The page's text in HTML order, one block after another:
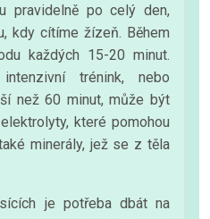
pravidelně po celý den,
kdy cítíme žízeň. Během
každých 15-20 minut.
trénink, nebo
než 60 minut, může být
které pomohou
minerály, jež se z těla
je potřeba dbát na